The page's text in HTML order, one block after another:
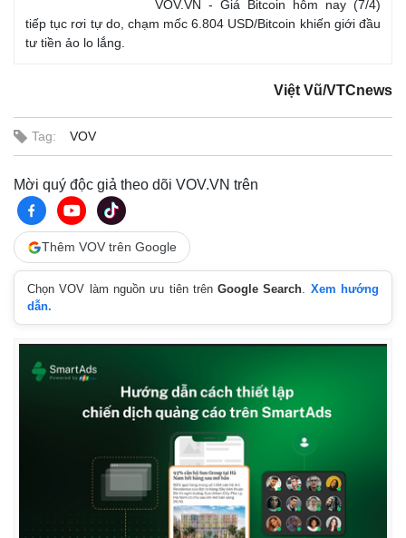
VOV.VN - Giá Bitcoin hôm nay (7/4)
tiếp tục rơi tự do, chạm mốc 6.804 USD/Bitcoin khiến giới đầu
tư tiền ảo lo lắng.
Việt Vũ/VTCnews
Tag: VOV
Mời quý độc giả theo dõi VOV.VN trên
Thêm VOV trên Google
Chọn VOV làm nguồn ưu tiên trênGoogle Search. Xem hướng
dẫn.